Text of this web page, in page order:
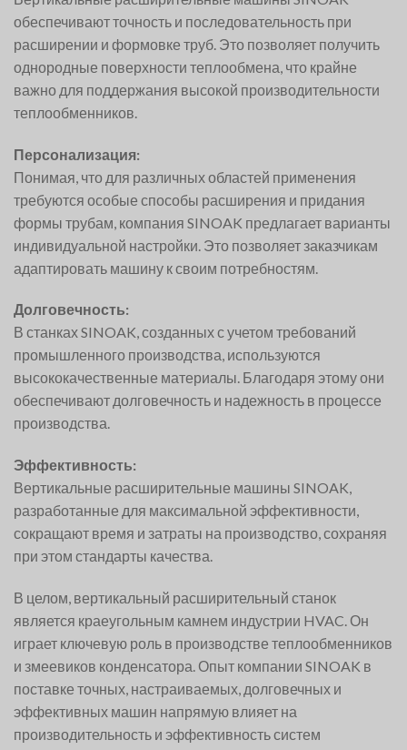
обеспечивают точность и последовательность при
расширении и формовке труб. Это позволяет получить
однородные поверхности теплообмена, что крайне
важно для поддержания высокой производительности
теплообменников.
Персонализация:
Понимая, что для различных областей применения
требуются особые способы расширения и придания
формы трубам, компания SINOAK предлагает варианты
индивидуальной настройки. Это позволяет заказчикам
адаптировать машину к своим потребностям.
Долговечность:
В станках SINOAK, созданных с учетом требований
промышленного производства, используются
высококачественные материалы. Благодаря этому они
обеспечивают долговечность и надежность в процессе
производства.
Эффективность:
Вертикальные расширительные машины SINOAK,
разработанные для максимальной эффективности,
сокращают время и затраты на производство, сохраняя
при этом стандарты качества.
В целом, вертикальный расширительный станок
является краеугольным камнем индустрии HVAC. Он
играет ключевую роль в производстве теплообменников
и змеевиков конденсатора. Опыт компании SINOAK в
поставке точных, настраиваемых, долговечных и
эффективных машин напрямую влияет на
производительность и эффективность систем